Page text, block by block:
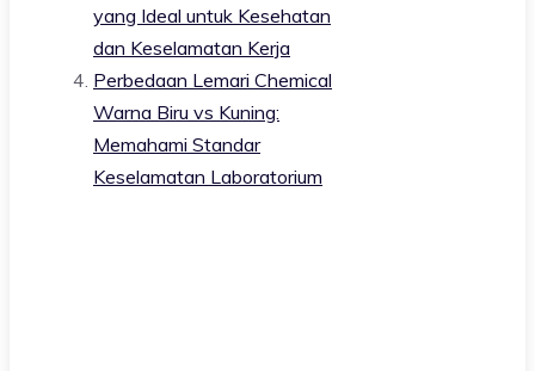
yang Ideal untuk Kesehatan
dan Keselamatan Kerja
Perbedaan Lemari Chemical
Warna Biru vs Kuning:
Memahami Standar
Keselamatan Laboratorium